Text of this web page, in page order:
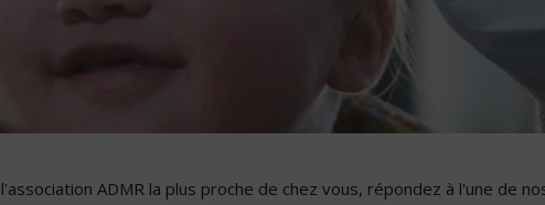
ADMR la plus proche de chez vous, répondez à l'une de